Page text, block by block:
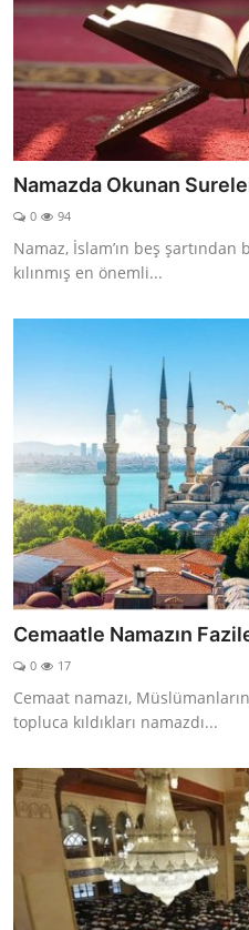
Namazda Okunan
0 94
Namaz, İslam’ın beş
kılınmış en önemli...
Cemaatle Namazın
0 17
Cemaat namazı,
topluca kıldıkları namazdı...